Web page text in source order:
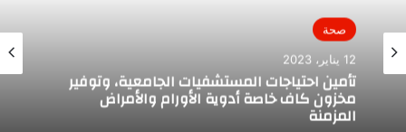
صحة
12 يناير، 2023
تأمين احتياجات المستشفيات الجامعية، وتوفير
مخزون كاف خاصة أدوية الأورام والأمراض
المزمنة
صحة
12 نوفمبر، 2023